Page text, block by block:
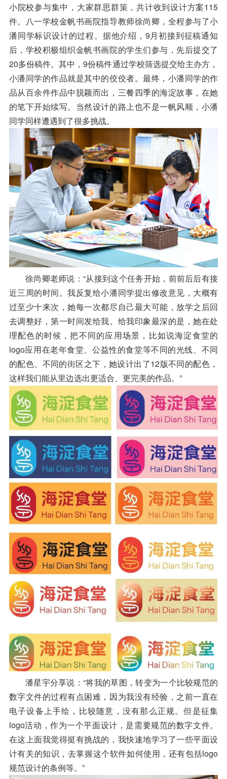
小院校参与集中，大家群思群策，共计收到设计方案115
件。八一学校金帆书画院指导教师徐尚卿，全程参与了小
潘同学标识设计的过程。据他介绍，9月初接到征稿通知
后，学校积极组织金帆书画院的学生们参与，先后提交了
20多份稿件。其中，9份稿件通过学校筛选提交给主办方，
小潘同学的作品就是其中的佼佼者。最终，小潘同学的作
品从百余件作品中脱颖而出，三餐四季的海淀故事，在她
的笔下开始续写。当然设计的路上也不是一帆风顺，小潘
同学同样遭遇到了很多挑战。
徐尚卿老师说：“从接到这个任务开始，前前后后有接
近三周的时间。我反复给小潘同学提出修改意见，大概有
过至少十来次，她每一次都尽自己最大可能，放学之后回
去调整好，第一时间发给我。给我印象最深的是，她在处
理配色的时候，把不同的应用场景，比如说海淀食堂的
logo应用在老年食堂、公益性的食堂等不同的光线、不同
的配色、不同的街区之下，她设计出了12版不同的配色，
这样我们能从里边选出更适合、更完美的作品。”
潘星宇分享说：“将我的草图，转变为一个比较规范的
数字文件的过程有点困难，因为我没有经验，之前一直在
电子设备上手绘，比较随意，没有那么正规。但是征集
logo活动，作为一个平面设计，是需要规范的数字文件。
在这上面我觉得挺有挑战的，我快速地学习了一些平面设
计有关的知识，去掌握这个软件如何使用，还有包括logo
规范设计的条例等。”